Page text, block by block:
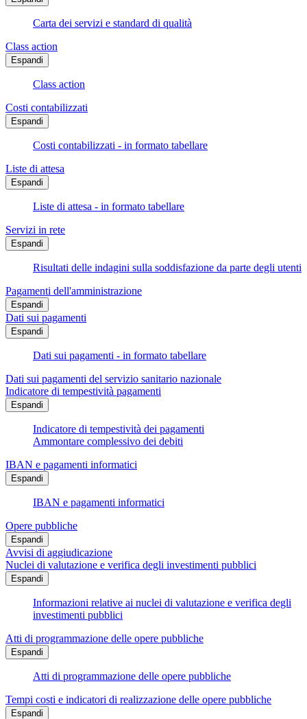
Carta dei servizi e standard di qualità
Class action
Espandi
Class action
Costi contabilizzati
Espandi
Costi contabilizzati - in formato tabellare
Liste di attesa
Espandi
Liste di attesa - in formato tabellare
Servizi in rete
Espandi
Risultati delle indagini sulla soddisfazione da parte degli utenti
Pagamenti dell'amministrazione
Espandi
Dati sui pagamenti
Espandi
Dati sui pagamenti - in formato tabellare
Dati sui pagamenti del servizio sanitario nazionale
Indicatore di tempestività pagamenti
Espandi
Indicatore di tempestività dei pagamenti
Ammontare complessivo dei debiti
IBAN e pagamenti informatici
Espandi
IBAN e pagamenti informatici
Opere pubbliche
Espandi
Avvisi di aggiudicazione
Nuclei di valutazione e verifica degli investimenti pubblici
Espandi
Informazioni relative ai nuclei di valutazione e verifica degli
investimenti pubblici
Atti di programmazione delle opere pubbliche
Espandi
Atti di programmazione delle opere pubbliche
Tempi costi e indicatori di realizzazione delle opere pubbliche
Espandi